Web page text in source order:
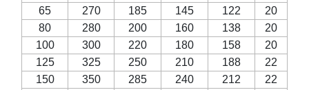
65
270 185 145 122
20
80
280 200 160 138
20
100
300 220 180 158
20
125
325 250 210 188
22
150
350 285 240 212
22